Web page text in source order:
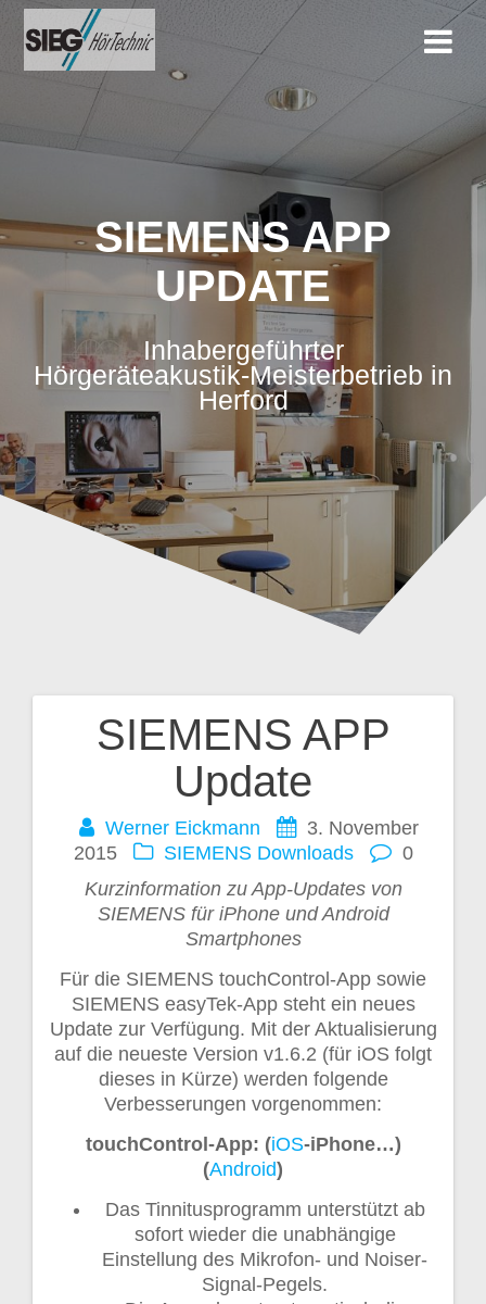
Zum
Inhalt
springen
SIEMENS APP
UPDATE
Inhabergeführter
Hörgeräteakustik-Meisterbetrieb in
Herford
SIEMENS APP
Update
Werner Eickmann
3. November
2015
SIEMENS Downloads
0
Kurzinformation zu App-Updates von
SIEMENS für iPhone und Android
Smartphones
Für die SIEMENS touchControl-App sowie
SIEMENS easyTek-App steht ein neues
Update zur Verfügung. Mit der Aktualisierung
auf die neueste Version v1.6.2 (für iOS folgt
dieses in Kürze) werden folgende
Verbesserungen vorgenommen:
touchControl-App: (iOS-iPhone…)
(Android)
Das Tinnitusprogramm unterstützt ab
sofort wieder die unabhängige
Einstellung des Mikrofon- und Noiser-
Signal-Pegels.
Beitragsnavigation